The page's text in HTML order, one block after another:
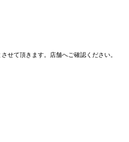
せて頂きます。店舗へご確認ください。